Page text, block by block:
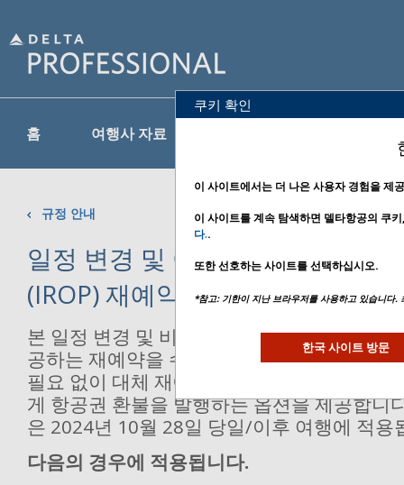
홈 여행사 자료
상품 및 서비
규정 안내
일정 변경 및 여행사를 위한 비정
(IROP) 재예약 관련 규정업데이트됨
본 일정 변경 및 비정기적인 운항(IROP) 규정
공하는 재예약을 수락하거나, 델타항공에 연
필요 없이 대체 재예약을 제공하거나, 아래
게 항공권 환불을 발행하는 옵션을 제공합니
은 2024년 10월 28일 당일/이후 여행에 적용
다음의 경우에 적용됩니다.
쿠키 확인
이 사이트에서는 더 나은 사용자 경험을 제
이 사이트를 계속 탐색하면 델타항공의 쿠
다..
또한 선호하는 사이트를 선택하십시오.
*참고: 기한이 지난 브라우저를 사용하고 있습니다
한국 사이트 방문